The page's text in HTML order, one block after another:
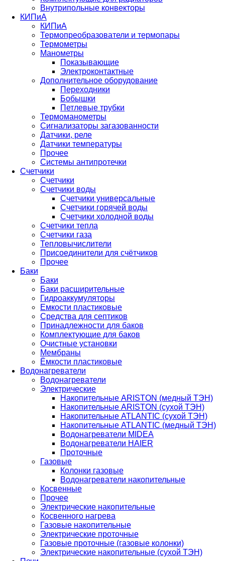
Внутрипольные конвекторы
КИПиА
КИПиА
Термопреобразователи и термопары
Термометры
Манометры
Показывающие
Электроконтактные
Дополнительное оборудование
Переходники
Бобышки
Петлевые трубки
Термоманометры
Сигнализаторы загазованности
Датчики, реле
Датчики температуры
Прочее
Системы антипротечки
Счетчики
Счетчики
Счетчики воды
Счетчики универсальные
Счетчики горячей воды
Счетчики холодной воды
Счетчики тепла
Счетчики газа
Тепловычислители
Присоединители для счётчиков
Прочее
Баки
Баки
Баки расширительные
Гидроаккумуляторы
Емкости пластиковые
Средства для септиков
Принадлежности для баков
Комплектующие для баков
Очистные установки
Мембраны
Ёмкости пластиковые
Водонагреватели
Водонагреватели
Электрические
Накопительные ARISTON (медный ТЭН)
Накопительные ARISTON (сухой ТЭН)
Накопительные ATLANTIC (сухой ТЭН)
Накопительные ATLANTIC (медный ТЭН)
Водонагреватели MIDEA
Водонагреватели HAIER
Проточные
Газовые
Колонки газовые
Водонагреватели накопительные
Косвенные
Прочее
Электрические накопительные
Косвенного нагрева
Газовые накопительные
Электрические проточные
Газовые проточные (газовые колонки)
Электрические накопительные (сухой ТЭН)